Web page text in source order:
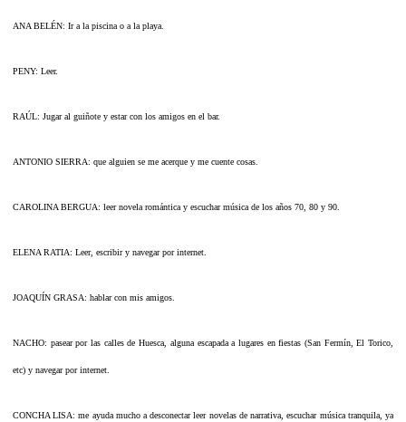
ANA BELÉN: Ir a la piscina o a la playa.
PENY: Leer.
RAÚL: Jugar al guiñote y estar con los amigos en el bar.
ANTONIO SIERRA: que alguien se me acerque y me cuente cosas.
CAROLINA BERGUA: leer novela romántica y escuchar música de los años 70, 80 y 90.
ELENA RATIA: Leer, escribir y navegar por internet.
JOAQUÍN GRASA: hablar con mis amigos.
NACHO: pasear por las calles de Huesca, alguna escapada a lugares en fiestas (San Fermín, El Torico,
etc) y navegar por internet.
CONCHA LISA: me ayuda mucho a desconectar leer novelas de narrativa, escuchar música tranquila, ya